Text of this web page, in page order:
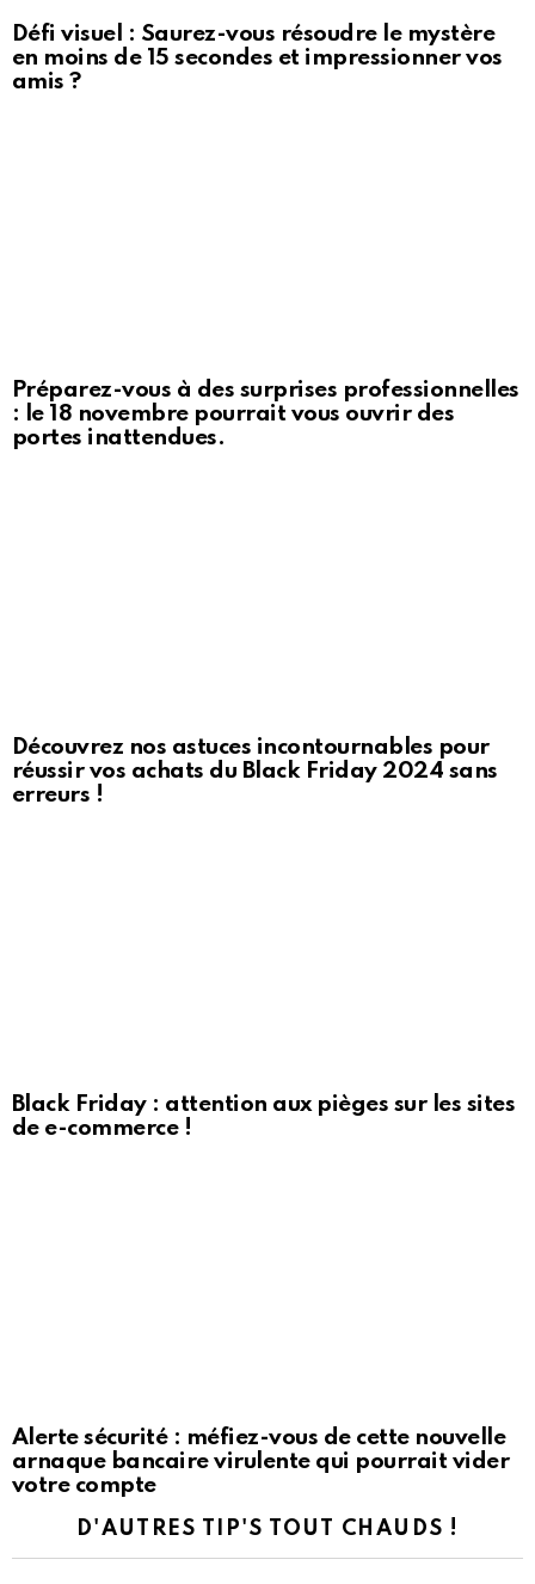
Défi visuel : Saurez-vous résoudre le mystère
en moins de 15 secondes et impressionner vos
amis ?
Préparez-vous à des surprises professionnelles
: le 18 novembre pourrait vous ouvrir des
portes inattendues.
Découvrez nos astuces incontournables pour
réussir vos achats du Black Friday 2024 sans
erreurs !
Black Friday : attention aux pièges sur les sites
de e-commerce !
Alerte sécurité : méfiez-vous de cette nouvelle
arnaque bancaire virulente qui pourrait vider
votre compte
D'AUTRES TIP'S TOUT CHAUDS !